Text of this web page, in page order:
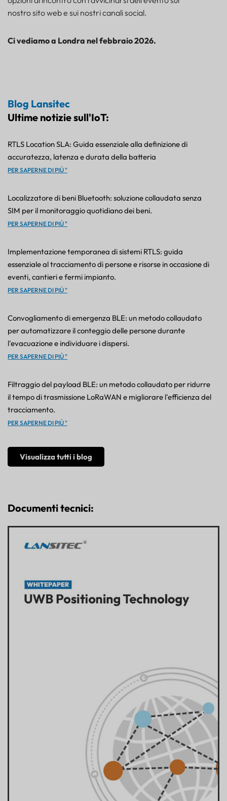
nostro sito web e sui nostri canali social.
Ci vediamo a Londra nel febbraio 2026.
Blog Lansitec
Ultime notizie sull'IoT:
RTLS Location SLA: Guida essenziale alla definizione di
accuratezza, latenza e durata della batteria
PER SAPERNE DI PIÙ "
Localizzatore di beni Bluetooth: soluzione collaudata senza
SIM per il monitoraggio quotidiano dei beni.
PER SAPERNE DI PIÙ "
Implementazione temporanea di sistemi RTLS: guida
essenziale al tracciamento di persone e risorse in occasione di
eventi, cantieri e fermi impianto.
PER SAPERNE DI PIÙ "
Convogliamento di emergenza BLE: un metodo collaudato
per automatizzare il conteggio delle persone durante
l'evacuazione e individuare i dispersi.
PER SAPERNE DI PIÙ "
Filtraggio del payload BLE: un metodo collaudato per ridurre
il tempo di trasmissione LoRaWAN e migliorare l'efficienza del
tracciamento.
PER SAPERNE DI PIÙ "
Visualizza tutti i blog
Documenti tecnici: